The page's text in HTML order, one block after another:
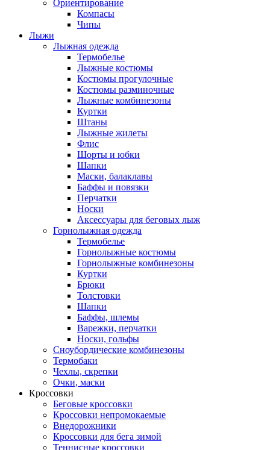
Ориентирование
Компасы
Чипы
Лыжи
Лыжная одежда
Термобелье
Лыжные костюмы
Костюмы прогулочные
Костюмы разминочные
Лыжные комбинезоны
Куртки
Штаны
Лыжные жилеты
Флис
Шорты и юбки
Шапки
Маски, балаклавы
Баффы и повязки
Перчатки
Носки
Аксессуары для беговых лыж
Горнолыжная одежда
Термобелье
Горнолыжные костюмы
Горнолыжные комбинезоны
Куртки
Брюки
Толстовки
Шапки
Баффы, шлемы
Варежки, перчатки
Носки, гольфы
Сноубордические комбинезоны
Термобаки
Чехлы, скрепки
Очки, маски
Кроссовки
Беговые кроссовки
Кроссовки непромокаемые
Внедорожники
Кроссовки для бега зимой
Теннисные кроссовки